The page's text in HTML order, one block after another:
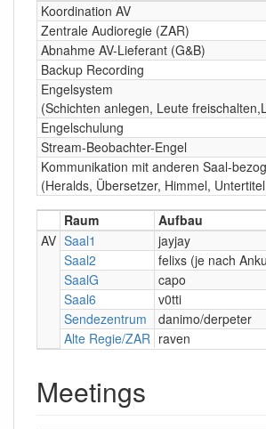
Koordination AV
Zentrale Audioregie (ZAR)
Abnahme AV-Lieferant (G&B)
Backup Recording
Engelsystem
(Schichten anlegen, Leute
Engelschulung
Stream-Beobachter-Engel
Kommunikation mit anderen Saal-
(Heralds, Übersetzer, Himmel,
Raum Aufbau
AV Saal1 jayjay
Saal2
felixs (je nach
SaalG
capo
Saal6
v0tti
Sendezentrum
danimo/derpeter
Alte Regie/ZAR raven
Meetings